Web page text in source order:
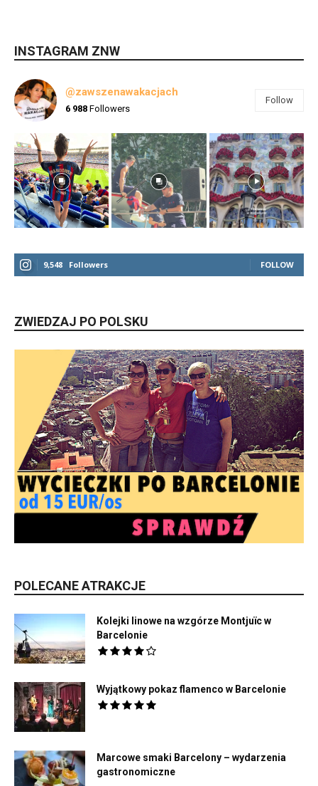
INSTAGRAM ZNW
@zawszenawakacjach
6 988 Followers
Follow
9,548 Followers FOLLOW
ZWIEDZAJ PO POLSKU
POLECANE ATRAKCJE
Kolejki linowe na wzgórze Montjuïc w
Barcelonie
Wyjątkowy pokaz flamenco w Barcelonie
Marcowe smaki Barcelony – wydarzenia
gastronomiczne